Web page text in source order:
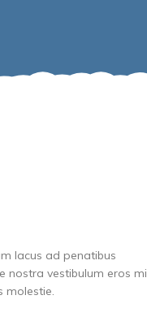
lacus ad penatibus
nostra vestibulum eros mi